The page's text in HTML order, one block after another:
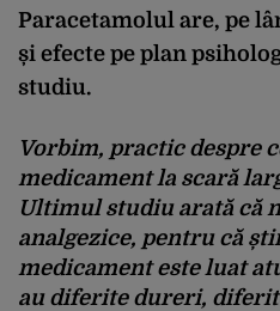
Paracetamolul are, pe
și efecte pe plan
studiu.
Vorbim, practic despre
medicament la scară
Ultimul studiu arată că
analgezice, pentru că
medicament este luat
au diferite dureri,